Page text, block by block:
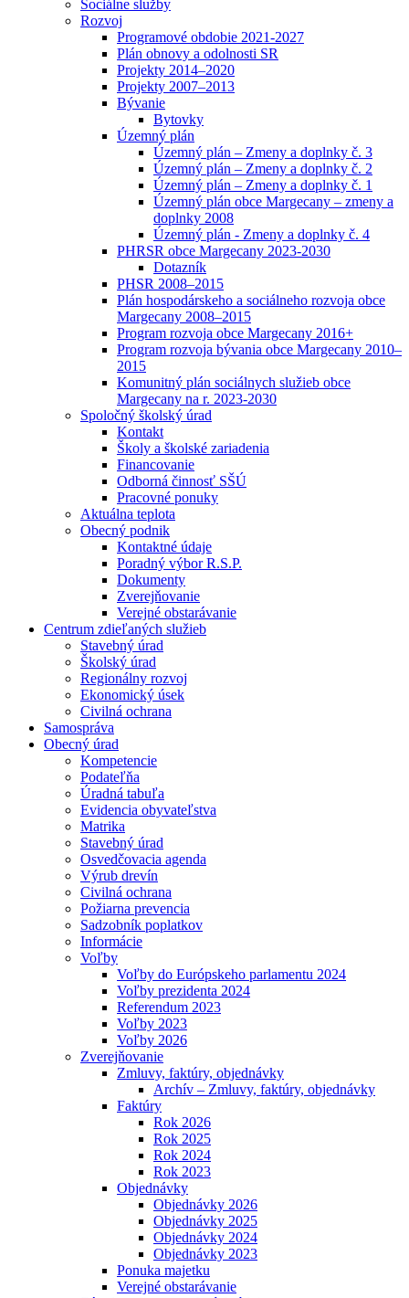
Sociálne služby
Rozvoj
Programové obdobie 2021-2027
Plán obnovy a odolnosti SR
Projekty 2014–2020
Projekty 2007–2013
Bývanie
Bytovky
Územný plán
Územný plán – Zmeny a doplnky č. 3
Územný plán – Zmeny a doplnky č. 2
Územný plán – Zmeny a doplnky č. 1
Územný plán obce Margecany – zmeny a
doplnky 2008
Územný plán - Zmeny a doplnky č. 4
PHRSR obce Margecany 2023-2030
Dotazník
PHSR 2008–2015
Plán hospodárskeho a sociálneho rozvoja obce
Margecany 2008–2015
Program rozvoja obce Margecany 2016+
Program rozvoja bývania obce Margecany 2010–
2015
Komunitný plán sociálnych služieb obce
Margecany na r. 2023-2030
Spoločný školský úrad
Kontakt
Školy a školské zariadenia
Financovanie
Odborná činnosť SŠÚ
Pracovné ponuky
Aktuálna teplota
Obecný podnik
Kontaktné údaje
Poradný výbor R.S.P.
Dokumenty
Zverejňovanie
Verejné obstarávanie
Centrum zdieľaných služieb
Stavebný úrad
Školský úrad
Regionálny rozvoj
Ekonomický úsek
Civilná ochrana
Samospráva
Obecný úrad
Kompetencie
Podateľňa
Úradná tabuľa
Evidencia obyvateľstva
Matrika
Stavebný úrad
Osvedčovacia agenda
Výrub drevín
Civilná ochrana
Požiarna prevencia
Sadzobník poplatkov
Informácie
Voľby
Voľby do Európskeho parlamentu 2024
Voľby prezidenta 2024
Referendum 2023
Voľby 2023
Voľby 2026
Zverejňovanie
Zmluvy, faktúry, objednávky
Archív – Zmluvy, faktúry, objednávky
Faktúry
Rok 2026
Rok 2025
Rok 2024
Rok 2023
Objednávky
Objednávky 2026
Objednávky 2025
Objednávky 2024
Objednávky 2023
Ponuka majetku
Verejné obstarávanie